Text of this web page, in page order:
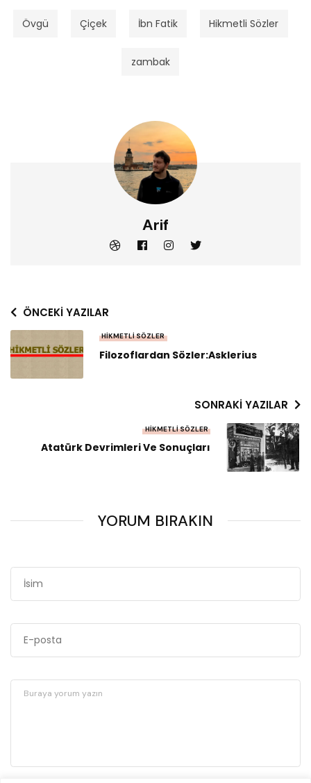
Övgü Çiçek İbn Fatik Hikmetli Sözler
zambak
Arif
ÖNCEKI YAZILAR
HIKMETLI SÖZLER
Filozoflardan Sözler:Asklerius
SONRAKI YAZILAR
HIKMETLI SÖZLER
Atatürk Devrimleri Ve Sonuçları
YORUM BIRAKIN